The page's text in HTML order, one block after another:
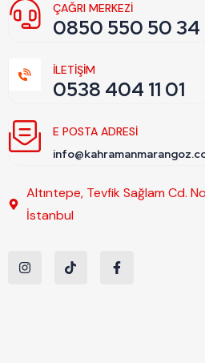
ÇAĞRI MERKEZİ
0850 550 50 34
İLETİŞİM
0538 404 11 01
E POSTA ADRESI
Altıntepe, Tevfik Sağlam Cd.
İstanbul